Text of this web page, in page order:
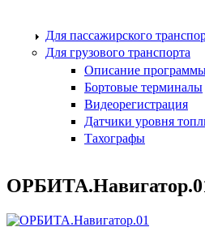
Для пассажирского
Для грузового транспорта
Описание
Бортовые терминалы
Видеорегистрация
Датчики уровня
Тахографы